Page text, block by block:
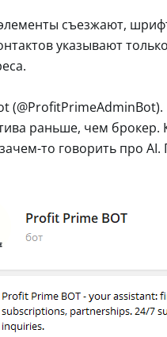
съезжают,
указывают
раньше, чем брокер.
то говорить про AI.